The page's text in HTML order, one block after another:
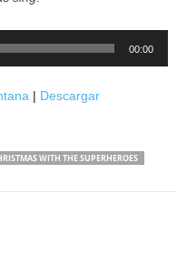
00:00
| Descargar
WITH THE SUPERHEROES